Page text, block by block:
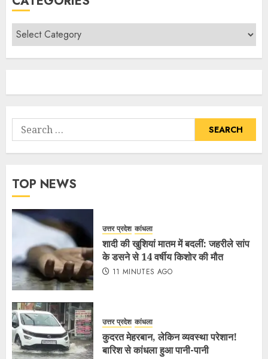
TOP NEWS
उत्तर प्रदेश कांधला
शादी की खुशियां मातम में बदलीं: जहरीले सांप
के डसने से 14 वर्षीय किशोर की मौत
11 MINUTES AGO
उत्तर प्रदेश कांधला
कुदरत मेहरबान, लेकिन व्यवस्था परेशान!
बारिश से कांधला हुआ पानी-पानी